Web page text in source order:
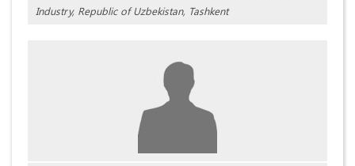
Industry, Republic of Uzbekistan, Tashkent